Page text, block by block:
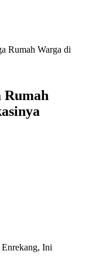
Rumah Warga di
Rumah
Ini